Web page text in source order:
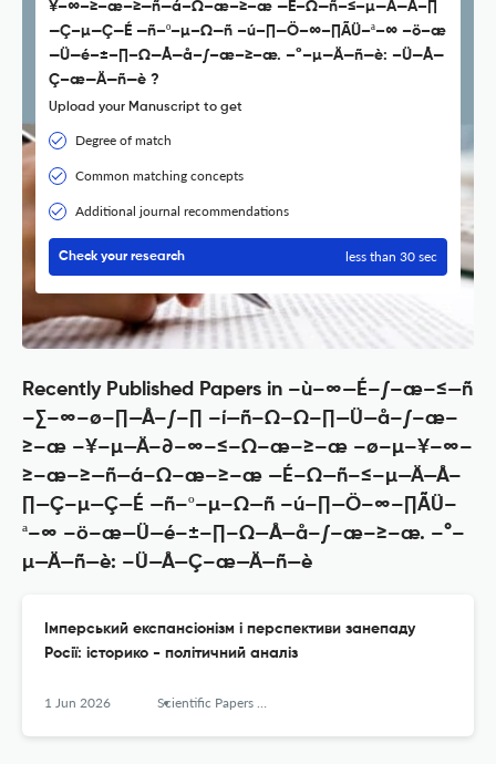
¥–∞–≥–æ–≥—ñ—á–Ω–æ–≥–æ —É–Ω—ñ–≤–µ—Ä—Å–∏
—Ç–µ—Ç—É —ñ–º–µ–Ω—ñ –ú–∏—Ö–∞–∏ÃÜ–ª–∞ –ö–æ
—Ü—é–±–∏–Ω—Å—å–∫–æ–≥–æ. –°–µ—Ä—ñ—è: –Ü—Å—
Ç–æ—Ä—ñ—è ?
Upload your Manuscript to get
Degree of match
Common matching concepts
Additional journal recommendations
Check your research less than 30 sec
Recently Published Papers in –ù–∞—É–∫–æ–≤—ñ
–∑–∞–ø–∏—Å–∫–∏ –í—ñ–Ω–Ω–∏—Ü—å–∫–æ–
≥–æ –¥–µ—Ä–∂–∞–≤–Ω–æ–≥–æ –ø–µ–¥–∞–
≥–æ–≥—ñ—á–Ω–æ–≥–æ —É–Ω—ñ–≤–µ—Ä—Å–
∏—Ç–µ—Ç—É —ñ–º–µ–Ω—ñ –ú–∏—Ö–∞–∏ÃÜ–
ª–∞ –ö–æ—Ü—é–±–∏–Ω—Å—å–∫–æ–≥–æ. –°–
µ—Ä—ñ—è: –Ü—Å—Ç–æ—Ä—ñ—è
Імперський експансіонізм і перспективи занепаду
Росії: історико - політичний аналіз
1 Jun 2026 Scientific Papers of the Vinnytsia Mykhailo Kotsyiubynskyi State Pedagogical University Series History